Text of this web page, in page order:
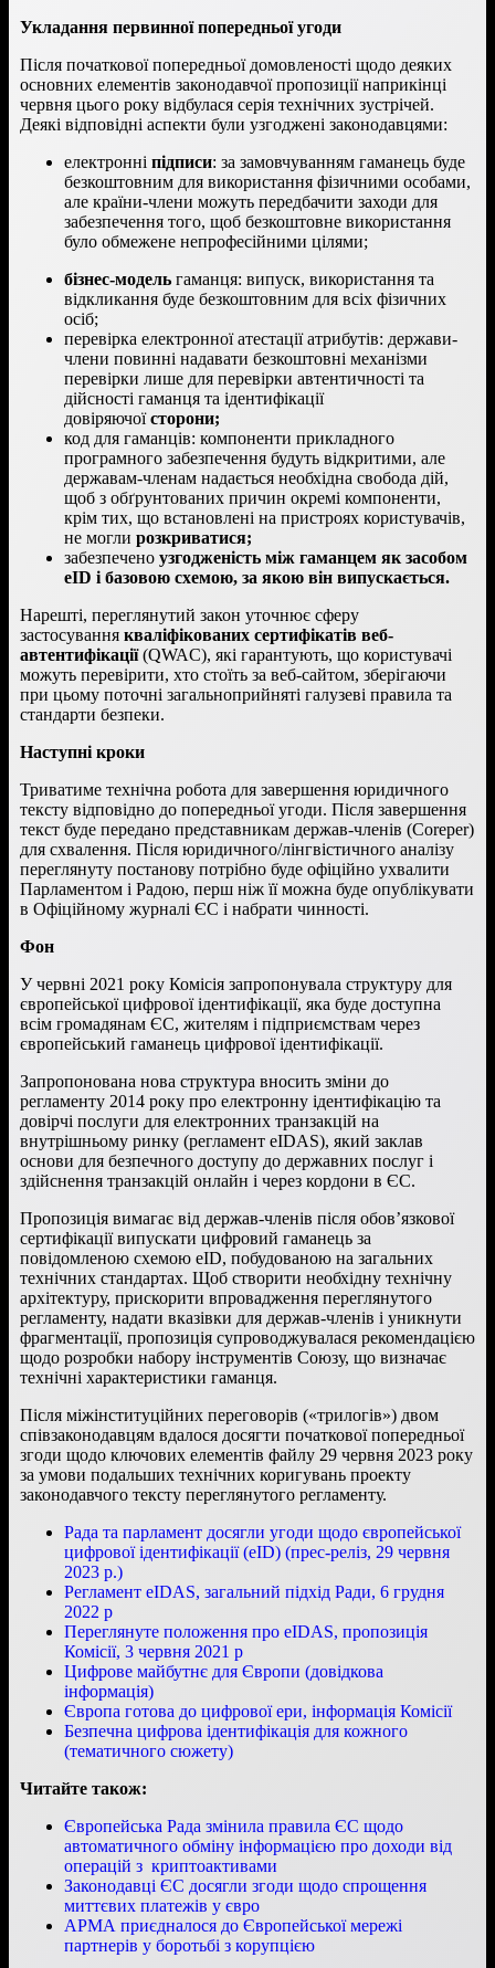
Укладання первинної попередньої угоди
Після початкової попередньої домовленості щодо деяких
основних елементів законодавчої пропозиції наприкінці
червня цього року відбулася серія технічних зустрічей.
Деякі відповідні аспекти були узгоджені законодавцями:
електронні підписи: за замовчуванням гаманець буде
безкоштовним для використання фізичними особами,
але країни-члени можуть передбачити заходи для
забезпечення того, щоб безкоштовне використання
було обмежене непрофесійними цілями;
бізнес-модель гаманця: випуск, використання та
відкликання буде безкоштовним для всіх фізичних
осіб;
перевірка електронної атестації атрибутів: держави-
члени повинні надавати безкоштовні механізми
перевірки лише для перевірки автентичності та
дійсності гаманця та ідентифікації
довіряючоїсторони;
код для гаманців: компоненти прикладного
програмного забезпечення будуть відкритими, але
державам-членам надається необхідна свобода дій,
щоб з обґрунтованих причин окремі компоненти,
крім тих, що встановлені на пристроях користувачів,
не могли розкриватися;
забезпечено узгодженість між гаманцем як засобом
eID і базовою схемою, за якою він випускається.
Нарешті, переглянутий закон уточнює сферу
застосування кваліфікованих сертифікатів веб-
автентифікації(QWAC), які гарантують, що користувачі
можуть перевірити, хто стоїть за веб-сайтом, зберігаючи
при цьому поточні загальноприйняті галузеві правила та
стандарти безпеки.
Наступні кроки
Триватиме технічна робота для завершення юридичного
тексту відповідно до попередньої угоди. Після завершення
текст буде передано представникам держав-членів (Coreper)
для схвалення. Після юридичного/лінгвістичного аналізу
переглянуту постанову потрібно буде офіційно ухвалити
Парламентом і Радою, перш ніж її можна буде опублікувати
в Офіційному журналі ЄС і набрати чинності.
Фон
У червні 2021 року Комісія запропонувала структуру для
європейської цифрової ідентифікації, яка буде доступна
всім громадянам ЄС, жителям і підприємствам через
європейський гаманець цифрової ідентифікації.
Запропонована нова структура вносить зміни до
регламенту 2014 року про електронну ідентифікацію та
довірчі послуги для електронних транзакцій на
внутрішньому ринку (регламент eIDAS), який заклав
основи для безпечного доступу до державних послуг і
здійснення транзакцій онлайн і через кордони в ЄС.
Пропозиція вимагає від держав-членів після обов’язкової
сертифікації випускати цифровий гаманець за
повідомленою схемою eID, побудованою на загальних
технічних стандартах. Щоб створити необхідну технічну
архітектуру, прискорити впровадження переглянутого
регламенту, надати вказівки для держав-членів і уникнути
фрагментації, пропозиція супроводжувалася рекомендацією
щодо розробки набору інструментів Союзу, що визначає
технічні характеристики гаманця.
Після міжінституційних переговорів («трилогів») двом
співзаконодавцям вдалося досягти початкової попередньої
згоди щодо ключових елементів файлу 29 червня 2023 року
за умови подальших технічних коригувань проекту
законодавчого тексту переглянутого регламенту.
Рада та парламент досягли угоди щодо європейської
цифрової ідентифікації (eID) (прес-реліз, 29 червня
2023 р.)
Регламент eIDAS, загальний підхід Ради, 6 грудня
2022 р
Переглянуте положення про eIDAS, пропозиція
Комісії, 3 червня 2021 р
Цифрове майбутнє для Європи (довідкова
інформація)
Європа готова до цифрової ери, інформація Комісії
Безпечна цифрова ідентифікація для кожного
(тематичного сюжету)
Читайте також:
Європейська Рада змінила правила ЄС щодо
автоматичного обміну інформацією про доходи від
операцій з криптоактивами
Законодавці ЄС досягли згоди щодо спрощення
миттєвих платежів у євро
АРМА приєдналося до Європейської мережі
партнерів у боротьбі з корупцією